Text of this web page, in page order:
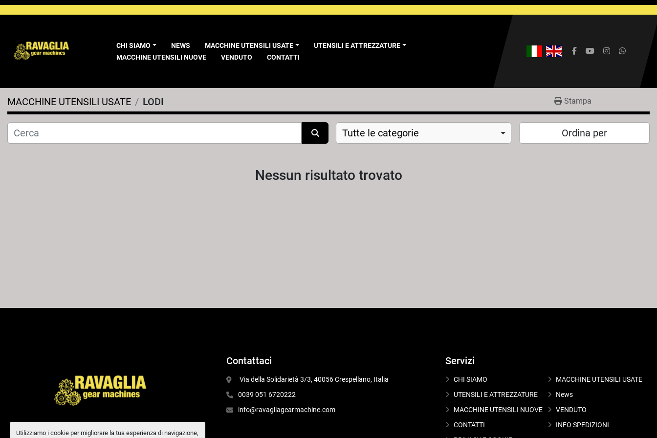
Utilizziamo i cookie per migliorare la tua esperienza di navigazione,
CHI SIAMO MACCHINE UTENSILI USATE UTENSILI E ATTREZZATURE
NEWS
MACCHINE UTENSILI NUOVE
VENDUTO CONTATTI
facebookyoutubeinstagram
MACCHINE UTENSILI USATE LODI Stampa
Tutte le categorie Ordina per
Nessun risultato trovato
Contattaci
Via della Solidarietà 3/3, 40056 Crespellano, Italia
0039 051 6720222
info@ravagliagearmachine.com
Servizi
CHI SIAMO
MACCHINE UTENSILI USATE
UTENSILI E ATTREZZATURE
News
MACCHINE UTENSILI NUOVE
VENDUTO
CONTATTI
INFO SPEDIZIONI